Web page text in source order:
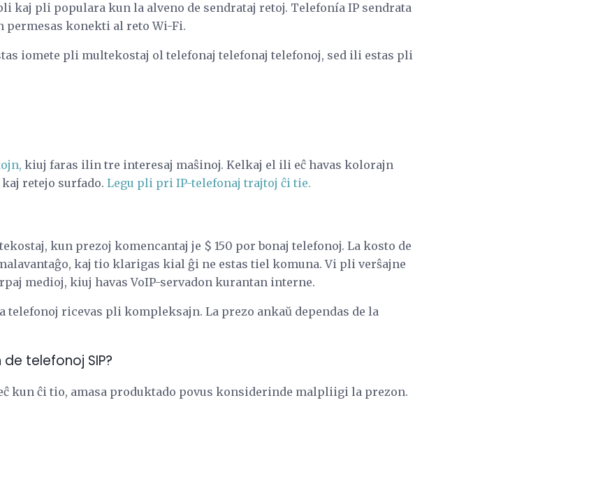
kaj pli populara kun la alveno de sendrataj retoj. Telefonía IP sendrata
permesas konekti al reto Wi-Fi.
iomete pli multekostaj ol telefonaj telefonaj telefonoj, sed ili estas pli
kiuj faras ilin tre interesaj maŝinoj. Kelkaj el ili eĉ havas kolorajn
retejo surfado. Legu pli pri IP-telefonaj trajtoj ĉi tie.
kun prezoj komencantaj je $ 150 por bonaj telefonoj. La kosto de
kaj tio klarigas kial ĝi ne estas tiel komuna. Vi pli verŝajne
medioj, kiuj havas VoIP-servadon kurantan interne.
telefonoj ricevas pli kompleksajn. La prezo ankaŭ dependas de la
telefonoj SIP?
kun ĉi tio, amasa produktado povus konsiderinde malpliigi la prezon.